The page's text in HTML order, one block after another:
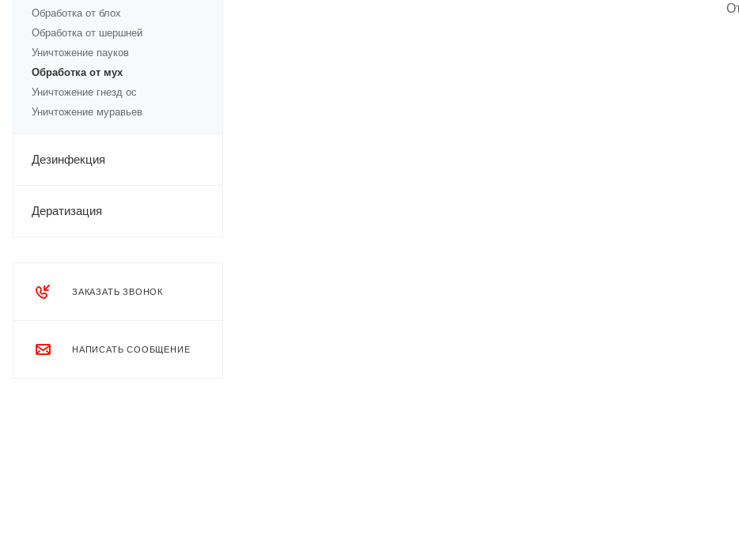
Обработка от блох
Обработка от шершней
Уничтожение пауков
Обработка от мух
Уничтожение гнезд ос
Уничтожение муравьев
Дезинфекция
Дератизация
ЗАКАЗАТЬ ЗВОНОК
НАПИСАТЬ СООБЩЕНИЕ